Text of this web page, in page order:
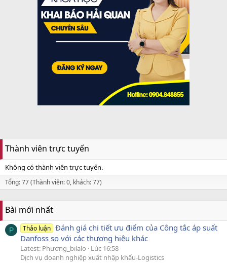
Thành viên trực tuyến
Không có thành viên trực tuyến.
Tổng: 77 (Thành viên: 0, khách: 77)
Bài mới nhất
P Thảo luận Đánh giá chi tiết ưu điểm của Công tắc áp suất
Danfoss so với các thương hiệu khác
Latest: Phương_bilalo
Lúc 16:58
Dịch vụ doanh nghiệp xuất nhập khẩu-Logistics